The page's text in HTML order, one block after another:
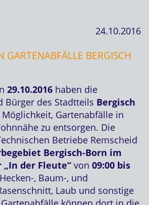
24.10.2016
GARTENABFÄLLE BERGISCH
29.10.2016 haben die
Bürger des Stadtteils Bergisch
Gartenabfälle in
zu entsorgen. Die
Betriebe Remscheid
Bergisch-Born im
der Fleute“ von 09:00 bis
, Baum-, und
Laub und sonstige